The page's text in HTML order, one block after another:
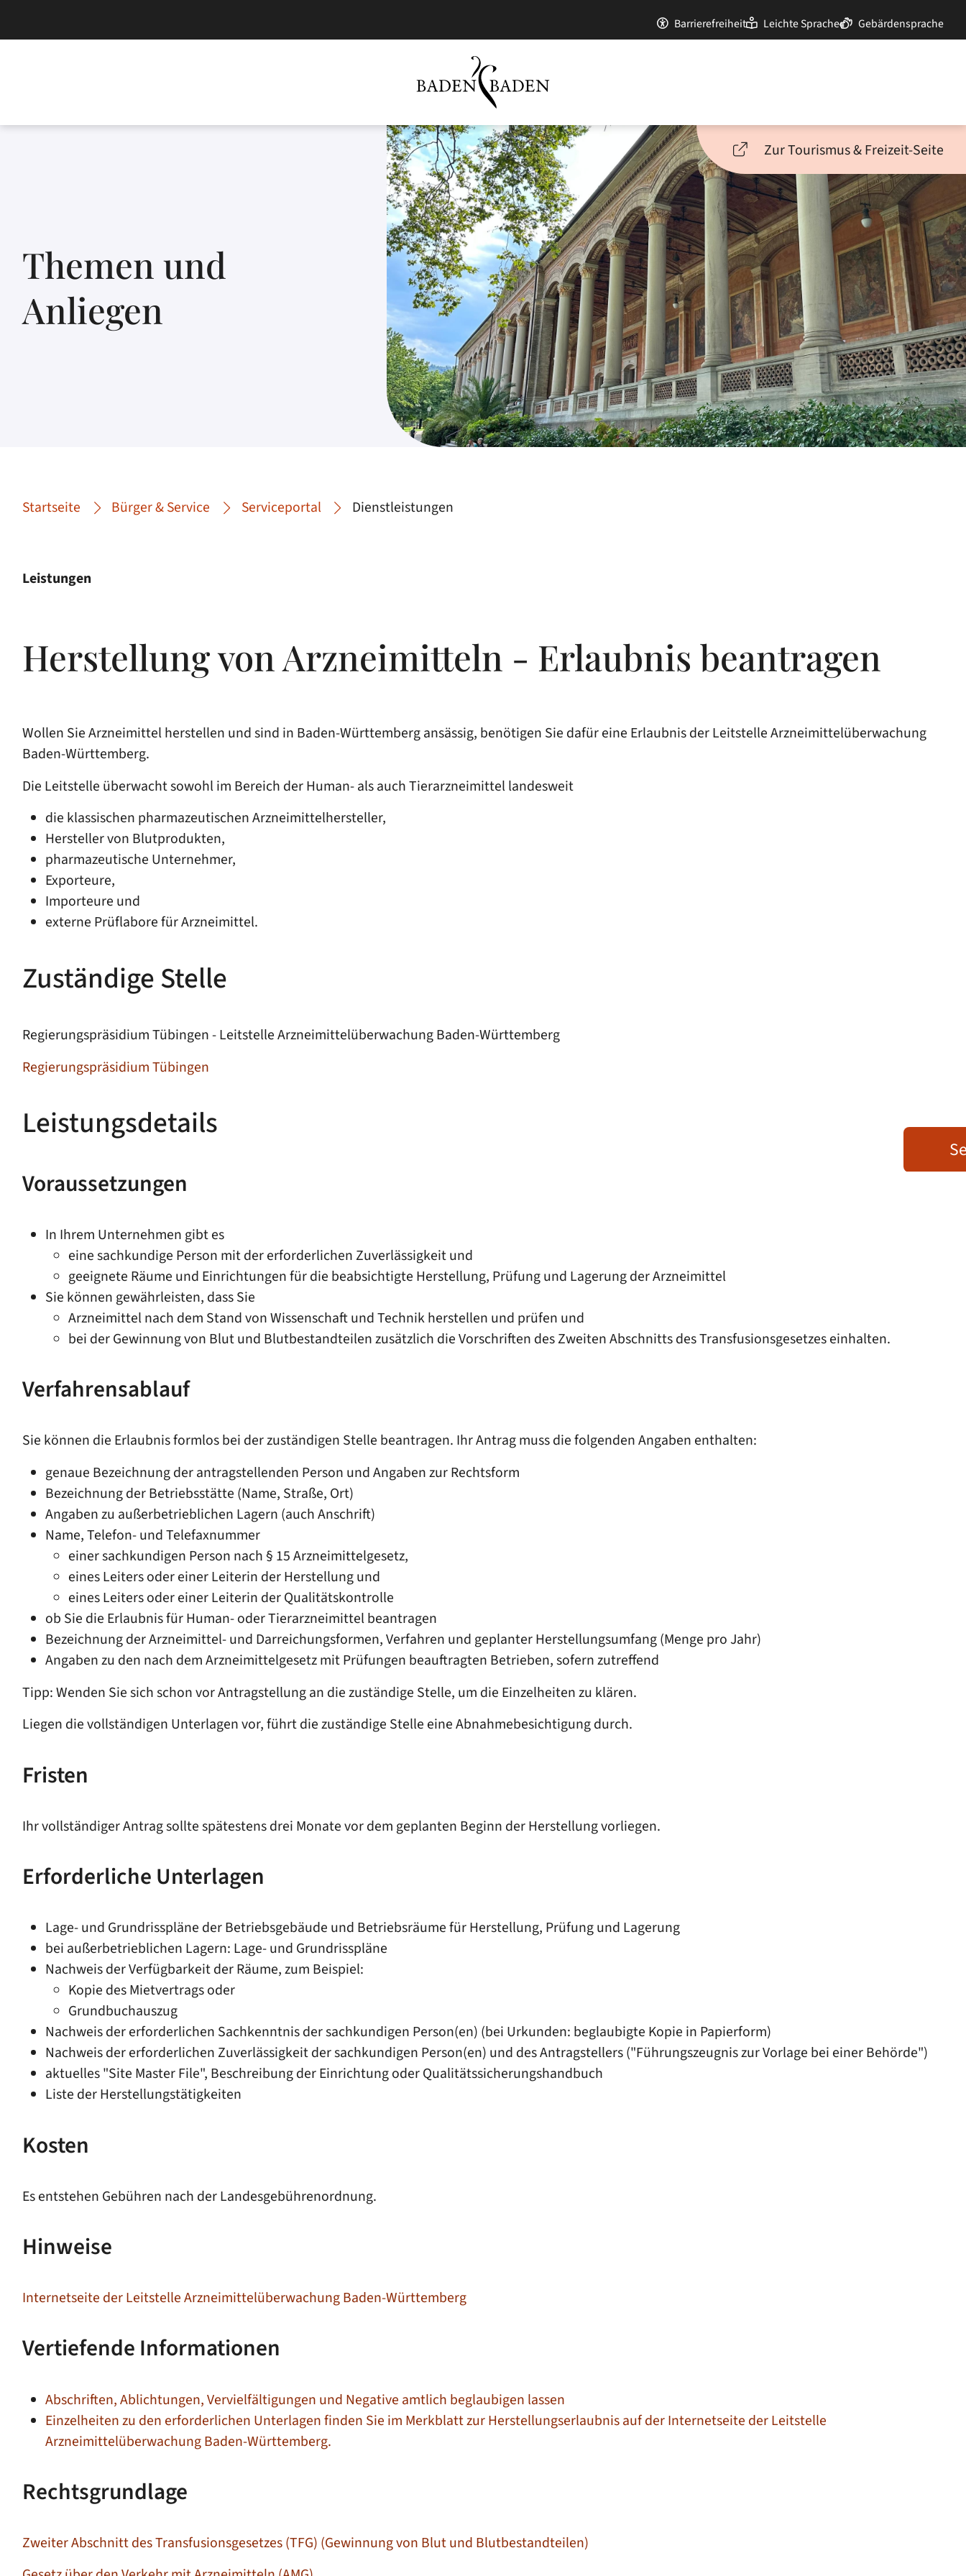
Barrierefreiheit Leichte Sprache Gebärdensprache
Zur Tourismus & Freizeit-Seite
Themen und
Anliegen
Startseite Bürger & Service Serviceportal Dienstleistungen
Leistungen
Herstellung von Arzneimitteln - Erlaubnis beantragen
Wollen Sie Arzneimittel herstellen und sind in Baden-Württemberg ansässig, benötigen Sie dafür eine Erlaubnis der Leitstelle Arzneimittelüberwachung
Baden-Württemberg.
Die Leitstelle überwacht sowohl im Bereich der Human- als auch Tierarzneimittel landesweit
die klassischen pharmazeutischen Arzneimittelhersteller,
Hersteller von Blutprodukten,
pharmazeutische Unternehmer,
Exporteure,
Importeure und
externe Prüflabore für Arzneimittel.
Zuständige Stelle
Regierungspräsidium Tübingen - Leitstelle Arzneimittelüberwachung Baden-Württemberg
Regierungspräsidium Tübingen
Leistungsdetails
Voraussetzungen
In Ihrem Unternehmen gibt es
eine sachkundige Person mit der erforderlichen Zuverlässigkeit und
geeignete Räume und Einrichtungen für die beabsichtigte Herstellung, Prüfung und Lagerung der Arzneimittel
Sie können gewährleisten, dass Sie
Arzneimittel nach dem Stand von Wissenschaft und Technik herstellen und prüfen und
bei der Gewinnung von Blut und Blutbestandteilen zusätzlich die Vorschriften des Zweiten Abschnitts des Transfusionsgesetzes einhalten.
Verfahrensablauf
Sie können die Erlaubnis formlos bei der zuständigen Stelle beantragen. Ihr Antrag muss die folgenden Angaben enthalten:
genaue Bezeichnung der antragstellenden Person und Angaben zur Rechtsform
Bezeichnung der Betriebsstätte (Name, Straße, Ort)
Angaben zu außerbetrieblichen Lagern (auch Anschrift)
Name, Telefon- und Telefaxnummer
einer sachkundigen Person nach § 15 Arzneimittelgesetz,
eines Leiters oder einer Leiterin der Herstellung und
eines Leiters oder einer Leiterin der Qualitätskontrolle
ob Sie die Erlaubnis für Human- oder Tierarzneimittel beantragen
Bezeichnung der Arzneimittel- und Darreichungsformen, Verfahren und geplanter Herstellungsumfang (Menge pro Jahr)
Angaben zu den nach dem Arzneimittelgesetz mit Prüfungen beauftragten Betrieben, sofern zutreffend
Tipp:Wenden Sie sich schon vor Antragstellung an die zuständige Stelle, um die Einzelheiten zu klären.
Liegen die vollständigen Unterlagen vor, führt die zuständige Stelle eine Abnahmebesichtigung durch.
Fristen
Ihr vollständiger Antrag sollte spätestens drei Monate vor dem geplanten Beginn der Herstellung vorliegen.
Erforderliche Unterlagen
Lage- und Grundrisspläne der Betriebsgebäude und Betriebsräume für Herstellung, Prüfung und Lagerung
bei außerbetrieblichen Lagern: Lage- und Grundrisspläne
Nachweis der Verfügbarkeit der Räume, zum Beispiel:
Kopie des Mietvertrags oder
Grundbuchauszug
Nachweis der erforderlichen Sachkenntnis der sachkundigen Person(en) (bei Urkunden: beglaubigte Kopie in Papierform)
Nachweis der erforderlichen Zuverlässigkeit der sachkundigen Person(en) und des Antragstellers ("Führungszeugnis zur Vorlage bei einer Behörde")
aktuelles "Site Master File", Beschreibung der Einrichtung oder Qualitätssicherungshandbuch
Liste der Herstellungstätigkeiten
Kosten
Es entstehen Gebühren nach der Landesgebührenordnung.
Hinweise
Internetseite der Leitstelle Arzneimittelüberwachung Baden-Württemberg
Vertiefende Informationen
Abschriften, Ablichtungen, Vervielfältigungen und Negative amtlich beglaubigen lassen
Einzelheiten zu den erforderlichen Unterlagen finden Sie im Merkblatt zur Herstellungserlaubnis auf der Internetseite der Leitstelle
Arzneimittelüberwachung Baden-Württemberg.
Rechtsgrundlage
Zweiter Abschnitt des Transfusionsgesetzes (TFG) (Gewinnung von Blut und Blutbestandteilen)